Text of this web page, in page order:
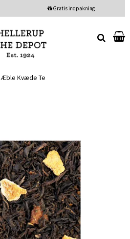
Gratis indpakning
Æble Kvæde Te